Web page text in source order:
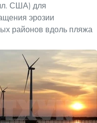
США) для
эрозии
районов вдоль пляжа